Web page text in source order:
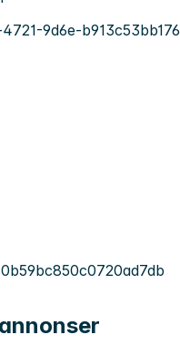
9d6e-b913c53bb176